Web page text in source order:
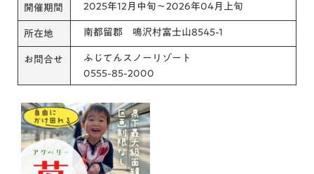
開催期間 2025年12月中旬～2026年04月上旬
所在地 南都留郡 鳴沢村富士山8545-1
お問合せ
ふじてんスノーリゾート
0555-85-2000